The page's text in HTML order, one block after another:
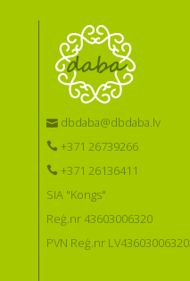
dbdaba@dbdaba.lv
+371 26739266
+371 26136411
SIA "Kongs"
Reģ.nr 43603006320
PVN Reģ.nr LV43603006320